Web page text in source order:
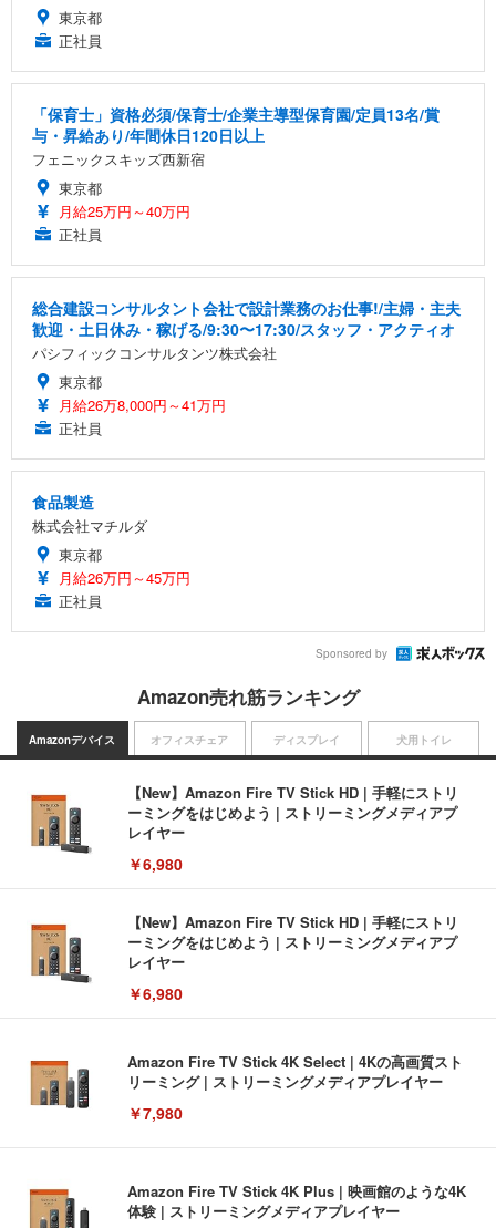
東京都
正社員
「保育士」資格必須/保育士/企業主導型保育園/定員13名/賞
与・昇給あり/年間休日120日以上
フェニックスキッズ西新宿
東京都
月給25万円～40万円
正社員
総合建設コンサルタント会社で設計業務のお仕事!/主婦・主夫
歓迎・土日休み・稼げる/9:30〜17:30/スタッフ・アクティオ
パシフィックコンサルタンツ株式会社
東京都
月給26万8,000円～41万円
正社員
食品製造
株式会社マチルダ
東京都
月給26万円～45万円
正社員
Sponsored by
Amazon売れ筋ランキング
Amazonデバイス
【New】Amazon Fire TV Stick HD | 手軽にストリ
ーミングをはじめよう | ストリーミングメディアプ
レイヤー
￥6,980
【New】Amazon Fire TV Stick HD | 手軽にストリ
ーミングをはじめよう | ストリーミングメディアプ
レイヤー
￥6,980
Amazon Fire TV Stick 4K Select | 4Kの高画質スト
リーミング | ストリーミングメディアプレイヤー
￥7,980
Amazon Fire TV Stick 4K Plus | 映画館のような4K
体験 | ストリーミングメディアプレイヤー
オフィスチェア ディスプレイ 犬用トイレ